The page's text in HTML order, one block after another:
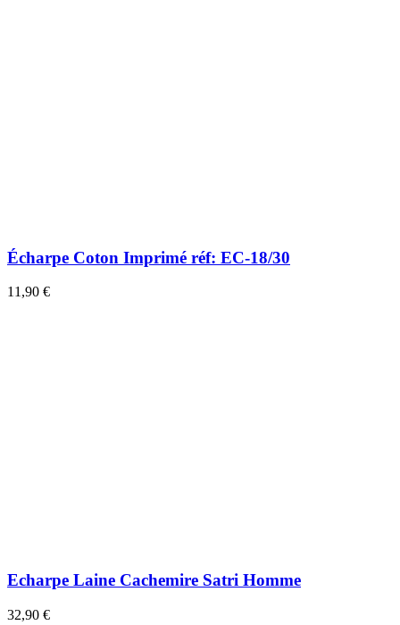
Écharpe Coton Imprimé réf: EC-18/30
11,90 €
Echarpe Laine Cachemire Satri Homme
32,90 €